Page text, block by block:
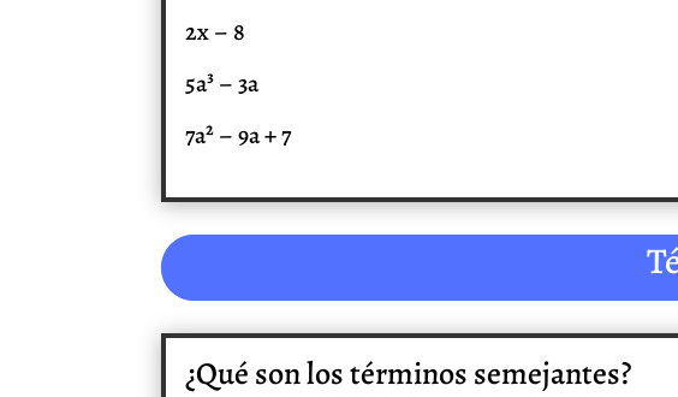
2x – 8
5a³ – 3a
7a² – 9a + 7
¿Qué son los términos semejantes?